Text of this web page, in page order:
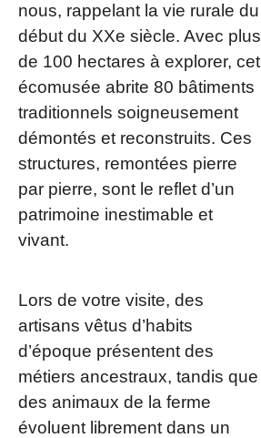
nous, rappelant la vie rurale du
début du XXe siècle. Avec plus
de 100 hectares à explorer, cet
écomusée abrite 80 bâtiments
traditionnels soigneusement
démontés et reconstruits. Ces
structures, remontées pierre
par pierre, sont le reflet d’un
patrimoine inestimable et
vivant.
Lors de votre visite, des
artisans vêtus d’habits
d’époque présentent des
métiers ancestraux, tandis que
des animaux de la ferme
évoluent librement dans un